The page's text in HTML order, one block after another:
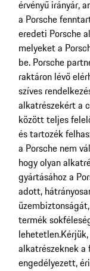
érvényű irányár,
a Porsche
eredeti Porsche
melyeket a
be. Porsche
raktáron lévő
szíves
alkatrészekért a
között teljes
és tartozék
a Porsche nem
hogy olyan
gyártásához a
adott,
termék
lehetetlen.
alkatrészeknek a
engedélyezett,